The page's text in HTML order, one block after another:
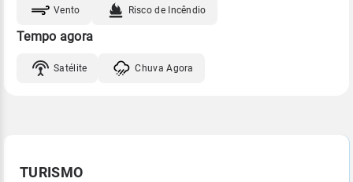
Vento Risco de Incêndio
Tempo agora
Satélite Chuva Agora
TURISMO